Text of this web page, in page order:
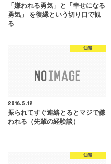
「嫌われる勇気」と「幸せになる
勇気」 を復縁という切り口で観
る
知識
2016.5.12
振られてすぐ連絡とるとマジで嫌
われる（先輩の経験談）
知識